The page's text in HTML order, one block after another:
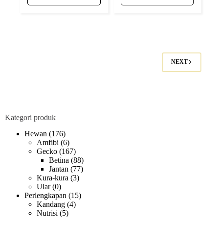
NEXT
Kategori produk
Hewan (176)
Amfibi (6)
Gecko (167)
Betina (88)
Jantan (77)
Kura-kura (3)
Ular (0)
Perlengkapan (15)
Kandang (4)
Nutrisi (5)